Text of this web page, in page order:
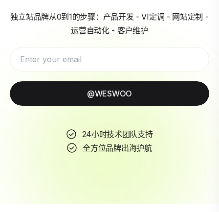
独立站品牌从0到1的步骤：产品开发 - VI定调 - 网站定制 -
运营自动化 - 客户维护
@WESWOO
24小时技术团队支持
全方位品牌出海护航